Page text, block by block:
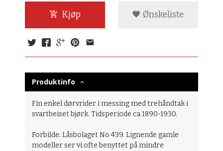
Kjøp Ønskeliste
Produktinfo
Fin enkel dørvrider i messing med trehåndtak i
svartbeiset bjørk. Tidsperiode ca 1890-1930.
Forbilde: Låsbolaget No 439. Lignende gamle
modeller ser vi ofte benyttet på mindre